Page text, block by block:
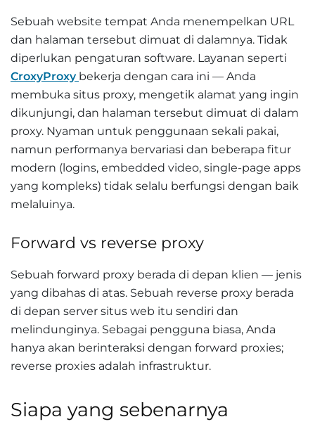
Sebuah website tempat Anda menempelkan URL
dan halaman tersebut dimuat di dalamnya. Tidak
diperlukan pengaturan software. Layanan seperti
CroxyProxy bekerja dengan cara ini — Anda
membuka situs proxy, mengetik alamat yang ingin
dikunjungi, dan halaman tersebut dimuat di dalam
proxy. Nyaman untuk penggunaan sekali pakai,
namun performanya bervariasi dan beberapa fitur
modern (logins, embedded video, single-page apps
yang kompleks) tidak selalu berfungsi dengan baik
melaluinya.
Forward vs reverse proxy
Sebuah forward proxy berada di depan klien — jenis
yang dibahas di atas. Sebuah reverse proxy berada
di depan server situs web itu sendiri dan
melindunginya. Sebagai pengguna biasa, Anda
hanya akan berinteraksi dengan forward proxies;
reverse proxies adalah infrastruktur.
Siapa yang sebenarnya